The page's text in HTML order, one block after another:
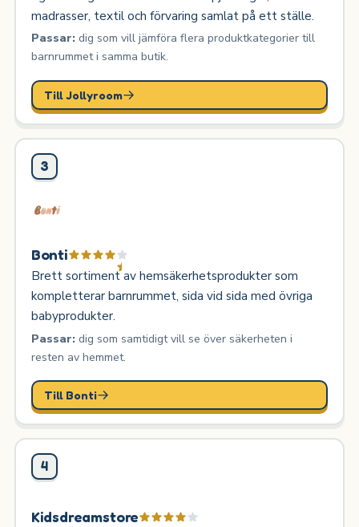
madrasser, textil och förvaring samlat på ett ställe.
Passar:dig som vill jämföra flera produktkategorier till
barnrummet i samma butik.
Till Jollyroom
3
Bonti
Brett sortiment av hemsäkerhetsprodukter som
kompletterar barnrummet, sida vid sida med övriga
babyprodukter.
Passar:dig som samtidigt vill se över säkerheten i
resten av hemmet.
Till Bonti
4
Kidsdreamstore